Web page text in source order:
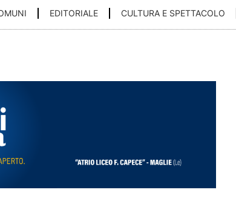
EDITORIALE CULTURA E SPETTACOLO